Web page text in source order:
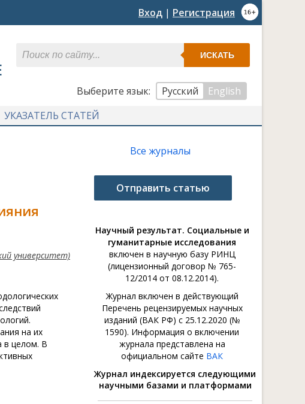
Вход | Регистрация
ИСКАТЬ
Выберите язык: Русский
English
УКАЗАТЕЛЬ СТАТЕЙ
университет)
на их
в целом. В
Все журналы
Отправить статью
Научный результат. Социальные и
гуманитарные исследования
включен в научную базу РИНЦ
(лицензионный договор № 765-
12/2014 от 08.12.2014).
Журнал включен в действующий
Перечень рецензируемых научных
изданий (ВАК РФ) с 25.12.2020 (№
1590). Информация о включении
журнала представлена на
официальном сайте ВАК
Журнал индексируется следующими
научными базами и платформами